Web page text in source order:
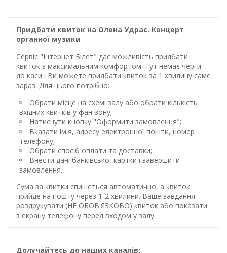
Придбати квиток на Олена Удрас. Концерт
органної музики
Сервіс "Інтернет Білет" дає можливість придбати
квиток з максимальним комфортом. Тут немає черги
до каси і Ви можете придбати квиток за 1 хвилину саме
зараз. Для цього потрібно:
Обрати місце на схемі залу або обрати кількість
вхідних квитків у фан-зону;
Натиснути кнопку "Оформити замовлення";
Вказати ім'я, адресу електронної пошти, номер
телефону;
Обрати спосіб оплати та доставки;
Внести дані банківської картки і завершити
замовлення.
Сума за квитки спишеться автоматично, а квиток
прийде на пошту через 1-2 хвилини. Ваше завдання
роздрукувати (НЕ ОБОВ'ЯЗКОВО) квиток або показати
з екрану телефону перед входом у залу.
Долучайтесь до наших каналів: